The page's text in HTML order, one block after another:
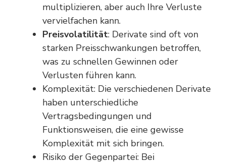
multiplizieren, aber auch Ihre Verluste
vervielfachen kann.
Preisvolatilität: Derivate sind oft von
starken Preisschwankungen betroffen,
was zu schnellen Gewinnen oder
Verlusten führen kann.
Komplexität: Die verschiedenen Derivate
haben unterschiedliche
Vertragsbedingungen und
Funktionsweisen, die eine gewisse
Komplexität mit sich bringen.
Risiko der Gegenpartei: Bei